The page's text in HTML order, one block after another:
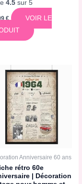
4.5sur 5
€
VOIR LE
Anniversaire 60 ans
rétro 60e
| Décoration